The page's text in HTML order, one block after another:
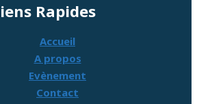
Rapides
Accueil
A propos
Evènement
Contact